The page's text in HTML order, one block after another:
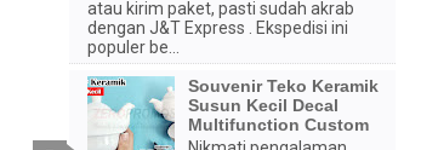
atau kirim paket, pasti sudah akrab
dengan J&T Express . Ekspedisi ini
populer be...
Souvenir Teko Keramik
Susun Kecil Decal
Multifunction Custom